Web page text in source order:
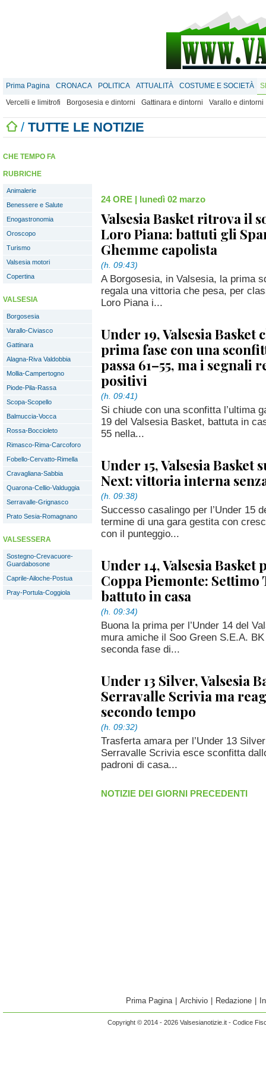
Prima Pagina CRONACA POLITICA ATTUALITÀ COSTUME E SOCIETÀ
Vercelli e limitrofi
Borgosesia e dintorni Gattinara e dintorni Varallo e dintorni
/ TUTTE LE NOTIZIE
CHE TEMPO FA
RUBRICHE
Animalerie
Benessere e Salute
Enogastronomia
Oroscopo
Turismo
Valsesia motori
Copertina
VALSESIA
Borgosesia
Varallo-Civiasco
Gattinara
Alagna-Riva Valdobbia
Mollia-Campertogno
Piode-Pila-Rassa
Scopa-Scopello
Balmuccia-Vocca
Rossa-Boccioleto
Rimasco-Rima-Carcoforo
Fobello-Cervatto-Rimella
Cravagliana-Sabbia
Quarona-Cellio-Valduggia
Serravalle-Grignasco
Prato Sesia-Romagnano
VALSESSERA
Sostegno-Crevacuore-
Guardabosone
Caprile-Ailoche-Postua
Pray-Portula-Coggiola
24 ORE | lunedì 02 marzo
Valsesia Basket ritrova il
Loro Piana: battuti gli
Ghemme capolista
(h. 09:43)
A Borgosesia, in Valsesia, la prima
regala una vittoria che pesa, per
Loro Piana i...
Under 19, Valsesia Basket
prima fase con una
passa 61–55, ma i segnali
positivi
(h. 09:41)
Si chiude con una sconfitta l’ultima
19 del Valsesia Basket, battuta in
55 nella...
Under 15, Valsesia Basket
Next: vittoria interna
(h. 09:38)
Successo casalingo per l’Under 15
termine di una gara gestita con
con il punteggio...
Under 14, Valsesia
Coppa Piemonte: Settimo
battuto in casa
(h. 09:34)
Buona la prima per l’Under 14 del
mura amiche il Soo Green S.E.A.
seconda fase di...
Under 13 Silver, Valsesia
Serravalle Scrivia ma
secondo tempo
(h. 09:32)
Trasferta amara per l’Under 13
Serravalle Scrivia esce sconfitta
padroni di casa...
NOTIZIE DEI GIORNI PRECEDENTI
Prima Pagina Archivio Redazione
Copyright © 2014 - 2026 Valsesianotizie.it - Codice